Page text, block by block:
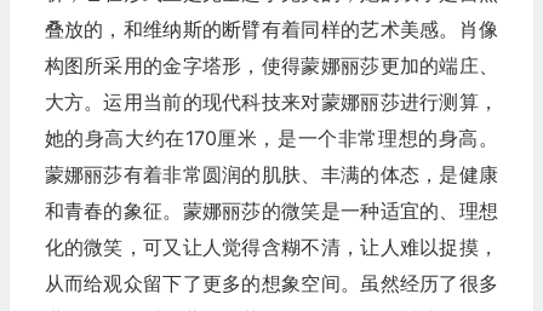
叠放的，和维纳斯的断臂有着同样的艺术美感。肖像
构图所采用的金字塔形，使得蒙娜丽莎更加的端庄、
大方。运用当前的现代科技来对蒙娜丽莎进行测算，
她的身高大约在170厘米，是一个非常理想的身高。
蒙娜丽莎有着非常圆润的肌肤、丰满的体态，是健康
和青春的象征。蒙娜丽莎的微笑是一种适宜的、理想
化的微笑，可又让人觉得含糊不清，让人难以捉摸，
从而给观众留下了更多的想象空间。虽然经历了很多